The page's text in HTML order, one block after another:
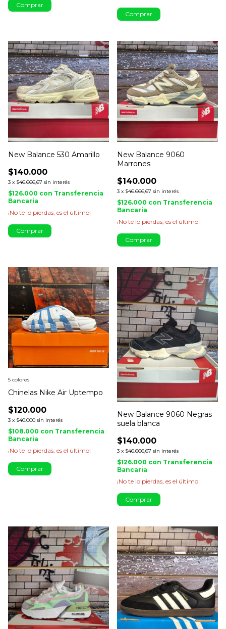
Comprar
Comprar
New Balance 530 Amarillo
$140.000
3 x $46.666,67 sin interés
$126.000 con Transferencia
Bancaria
¡No te lo pierdas, es el último!
Comprar
New Balance 9060
Marrones
$140.000
3 x $46.666,67 sin interés
$126.000 con Transferencia
Bancaria
¡No te lo pierdas, es el último!
Comprar
Chinelas Nike Air Uptempo
$120.000
3 x $40.000 sin interés
$108.000 con Transferencia
Bancaria
¡No te lo pierdas, es el último!
5 colores
Comprar
New Balance 9060 Negras
suela blanca
$140.000
3 x $46.666,67 sin interés
$126.000 con Transferencia
Bancaria
¡No te lo pierdas, es el último!
Comprar